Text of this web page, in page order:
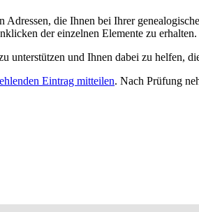
die Ihnen bei Ihrer
der einzelnen Elemente zu erhalten.
und Ihnen dabei zu helfen,
Eintrag mitteilen. Nach Prüfung